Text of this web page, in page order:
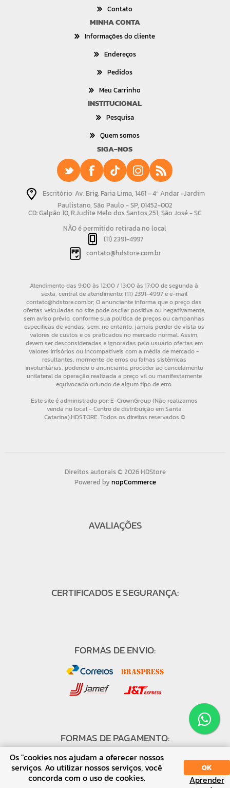
Contato
MINHA CONTA
Informações do cliente
Endereços
Pedidos
Meu Carrinho
INSTITUCIONAL
Pesquisa
Quem somos
SIGA-NOS
Escritório: Av. Brig. Faria Lima, 1461 - 4º Andar -Jardim
Paulistano, São Paulo - SP, 01452-002
CD: Galpão 10, R.Judite Melo dos Santos,251, São José - SC
NÃO é permitido retirada no local
(11) 2391-4997
contato@hdstore.com.br
Direitos autorais © 2026 HDStore
Powered bynopCommerce
AVALIAÇÕES
CERTIFICADOS E SEGURANÇA:
FORMAS DE ENVIO:
FORMAS DE PAGAMENTO:
SORT DISPLAY
Os "cookies nos ajudam a oferecer nossos
serviços. Ao utilizar nossos serviços, você
concorda com o uso de cookies.
OK
Aprender